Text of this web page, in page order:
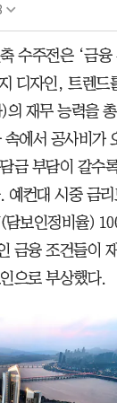
수주전은 ‘금융
디자인, 트렌드
재무 능력을
에서 공사비가
금 부담이 갈수
예컨대 시중 금리
보인정비율)
금융 조건들이
으로 부상했다.